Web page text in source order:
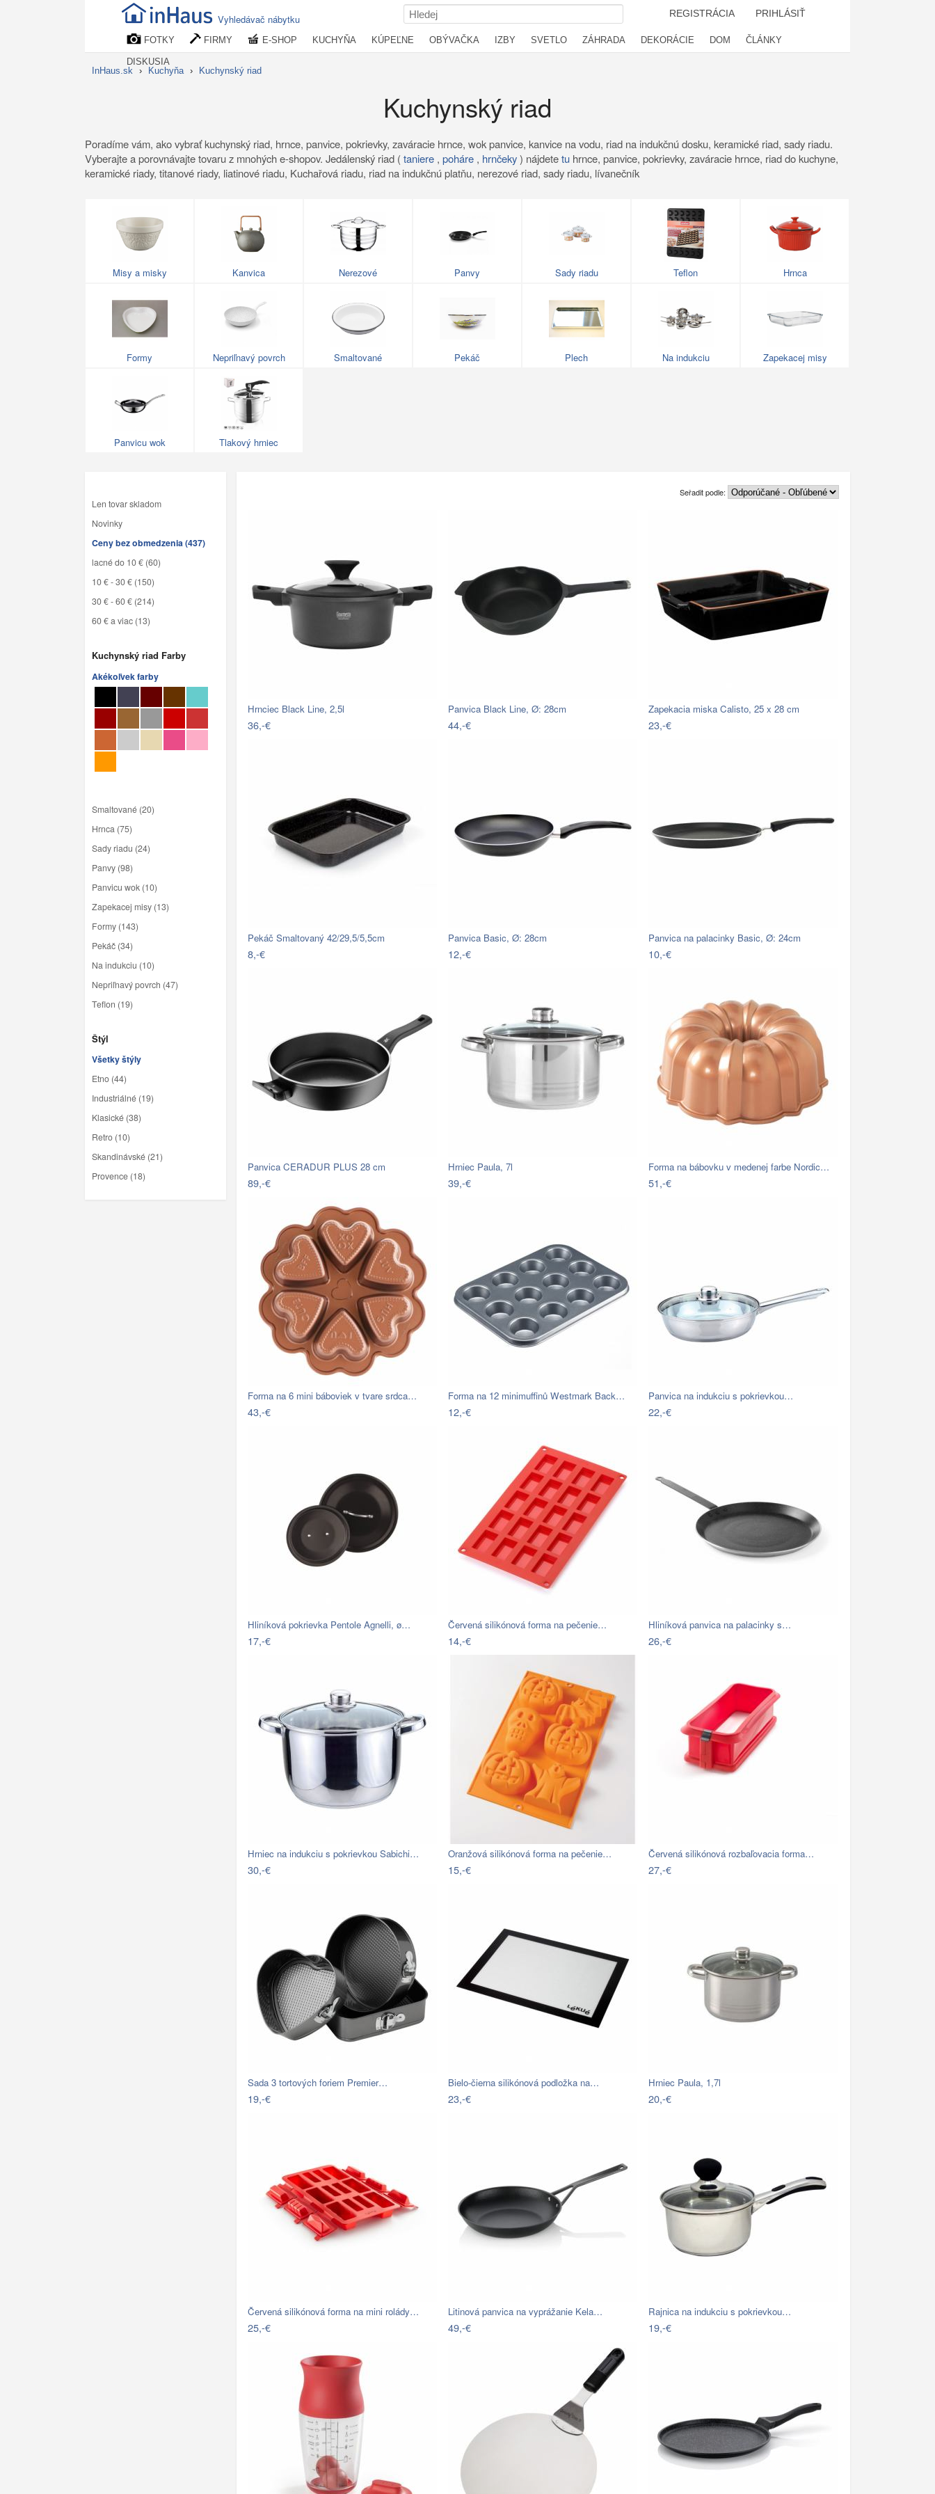
Vyhledávač nábytku REGISTRÁCIA PRIHLÁSIŤ
FOTKY FIRMY E-SHOP KUCHYŇA KÚPEĽNE OBÝVAČKA IZBY SVETLO ZÁHRADA DEKORÁCIE DOM ČLÁNKY
DISKUSIA
InHaus.sk › Kuchyňa › Kuchynský riad
Kuchynský riad
Poradíme vám, ako vybrať kuchynský riad, hrnce, panvice, pokrievky, zaváracie hrnce, wok panvice, kanvice na vodu, riad na indukčnú dosku, keramické riad, sady riadu.
Vyberajte a porovnávajte tovaru z mnohých e-shopov. Jedálenský riad ( taniere , poháre , hrnčeky) nájdetetu hrnce, panvice, pokrievky, zaváracie hrnce, riad do kuchyne,
keramické riady, titanové riady, liatinové riadu, Kuchařová riadu, riad na indukčnú platňu, nerezové riad, sady riadu, lívanečník
Misy a misky Kanvica Nerezové Panvy Sady riadu Teflon Hrnca
Formy Nepriľnavý povrch Smaltované Pekáč Plech Na indukciu Zapekacej misy
Panvicu wok Tlakový hrniec
Len tovar skladom
Novinky
Ceny bez obmedzenia (437)
lacné do 10 € (60)
10 € - 30 € (150)
30 € - 60 € (214)
60 € a viac (13)
Kuchynský riad Farby
Akékoľvek farby
Smaltované (20)
Hrnca (75)
Sady riadu (24)
Panvy (98)
Panvicu wok (10)
Zapekacej misy (13)
Formy (143)
Pekáč (34)
Na indukciu (10)
Nepriľnavý povrch (47)
Teflon (19)
Štýl
Všetky štýly
Etno (44)
Industriálné (19)
Klasické (38)
Retro (10)
Skandinávské (21)
Provence (18)
Seřadit podle:
Hrnciec Black Line, 2,5l
36,-€
Panvica Black Line, Ø: 28cm
44,-€
Zapekacia miska Calisto, 25 x 28 cm
23,-€
Pekáč Smaltovaný 42/29,5/5,5cm
8,-€
Panvica Basic, Ø: 28cm
12,-€
Panvica na palacinky Basic, Ø: 24cm
10,-€
Panvica CERADUR PLUS 28 cm
89,-€
Hrniec Paula, 7l
39,-€
Forma na bábovku v medenej farbe Nordic…
51,-€
Forma na 6 mini báboviek v tvare srdca…
43,-€
Forma na 12 minimuffinů Westmark Back…
12,-€
Panvica na indukciu s pokrievkou…
22,-€
Hliníková pokrievka Pentole Agnelli, ø…
17,-€
Červená silikónová forma na pečenie…
14,-€
Hliníková panvica na palacinky s…
26,-€
Hrniec na indukciu s pokrievkou Sabichi…
30,-€
Oranžová silikónová forma na pečenie…
15,-€
Červená silikónová rozbaľovacia forma…
27,-€
Sada 3 tortových foriem Premier…
19,-€
Bielo-čierna silikónová podložka na…
23,-€
Hrniec Paula, 1,7l
20,-€
Červená silikónová forma na mini rolády…
25,-€
Litinová panvica na vyprážanie Kela…
49,-€
Rajnica na indukciu s pokrievkou…
19,-€